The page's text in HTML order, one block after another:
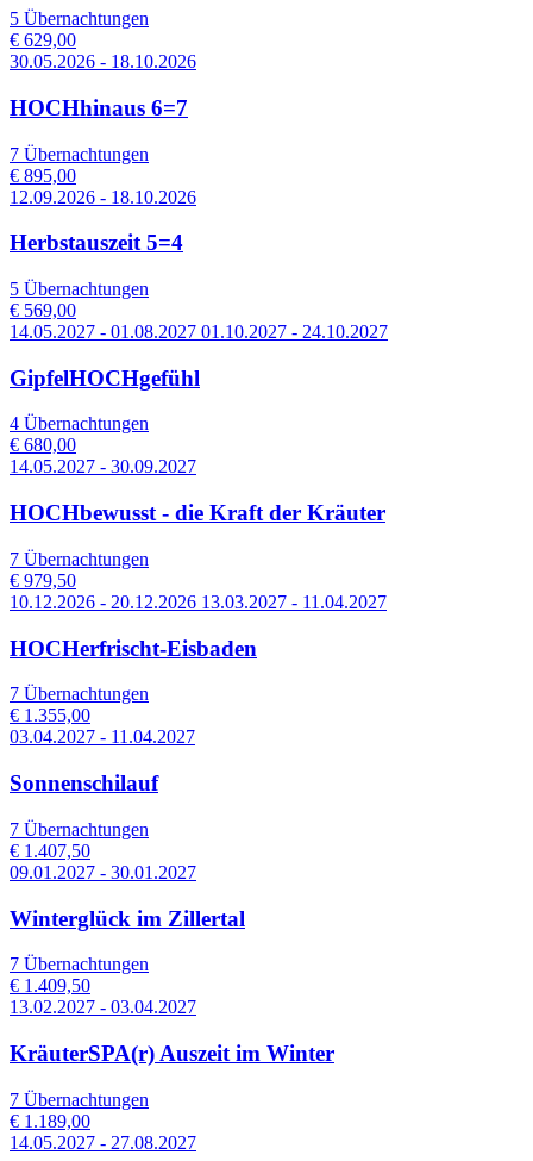
5 Übernachtungen
€ 629,00
30.05.2026 - 18.10.2026
HOCHhinaus 6=7
7 Übernachtungen
€ 895,00
12.09.2026 - 18.10.2026
Herbstauszeit 5=4
5 Übernachtungen
€ 569,00
14.05.2027 - 01.08.2027 01.10.2027 - 24.10.2027
GipfelHOCHgefühl
4 Übernachtungen
€ 680,00
14.05.2027 - 30.09.2027
HOCHbewusst - die Kraft der Kräuter
7 Übernachtungen
€ 979,50
10.12.2026 - 20.12.2026 13.03.2027 - 11.04.2027
HOCHerfrischt-Eisbaden
7 Übernachtungen
€ 1.355,00
03.04.2027 - 11.04.2027
Sonnenschilauf
7 Übernachtungen
€ 1.407,50
09.01.2027 - 30.01.2027
Winterglück im Zillertal
7 Übernachtungen
€ 1.409,50
13.02.2027 - 03.04.2027
KräuterSPA(r) Auszeit im Winter
7 Übernachtungen
€ 1.189,00
14.05.2027 - 27.08.2027